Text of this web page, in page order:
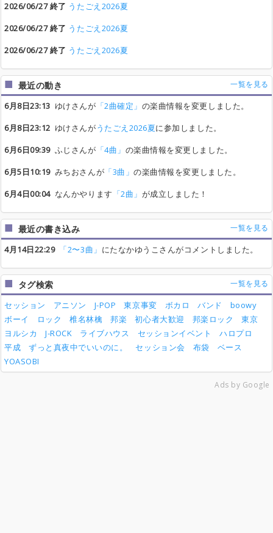
2026/06/27 終了 うたごえ2026夏
2026/06/27 終了 うたごえ2026夏
2026/06/27 終了 うたごえ2026夏
最近の動き 一覧を見る
6月8日23:13 ゆけさんが 「2曲確定」 の楽曲情報を変更しました。
6月8日23:12 ゆけさんがうたごえ2026夏に参加しました。
6月6日09:39ふじさんが 「4曲」 の楽曲情報を変更しました。
6月5日10:19みちおさんが 「3曲」の楽曲情報を変更しました。
6月4日00:04なんかやります 「2曲」 が成立しました！
最近の書き込み 一覧を見る
4月14日22:29 「2〜3曲」 にたなかゆうこさんがコメントしました。
タグ検索 一覧を見る
セッション アニソン J-POP 東京事変 ボカロ バンド
boowy
ボーイ
ロック 椎名林檎 邦楽 初心者大歓迎 邦楽ロック
東京
ヨルシカ
J-ROCK ライブハウス セッションイベント
ハロプロ
平成
ずっと真夜中でいいのに。 セッション会 布袋
ベース
YOASOBI
Ads by Google